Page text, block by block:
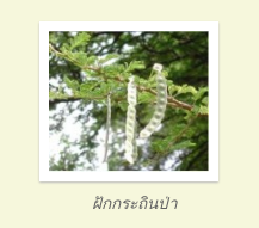
ฝักกระถินป่า